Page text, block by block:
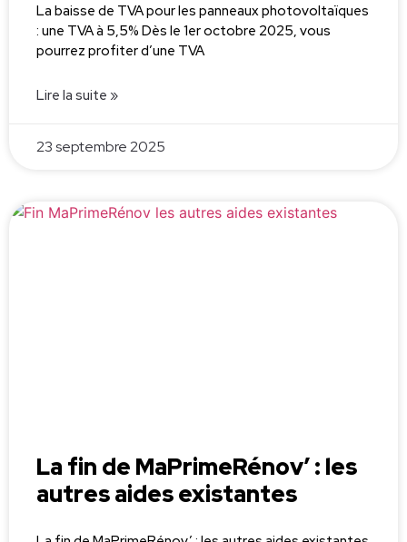
La baisse de TVA pour les panneaux photovoltaïques
: une TVA à 5,5% Dès le 1er octobre 2025, vous
pourrez profiter d’une TVA
Lire la suite »
23 septembre 2025
La fin de MaPrimeRénov’ : les
autres aides existantes